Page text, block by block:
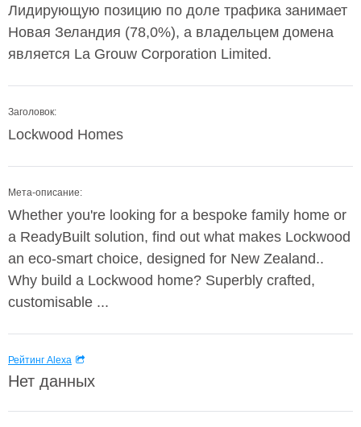
Лидирующую позицию по доле трафика занимает
Новая Зеландия (78,0%), а владельцем домена
является La Grouw Corporation Limited.
Заголовок:
Lockwood Homes
Мета-описание:
Whether you're looking for a bespoke family home or
a ReadyBuilt solution, find out what makes Lockwood
an eco-smart choice, designed for New Zealand..
Why build a Lockwood home? Superbly crafted,
customisable ...
Рейтинг Alexa
Нет данных